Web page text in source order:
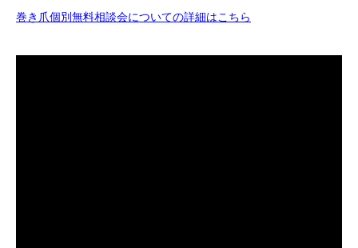
巻き爪個別無料相談会についての詳細はこちら